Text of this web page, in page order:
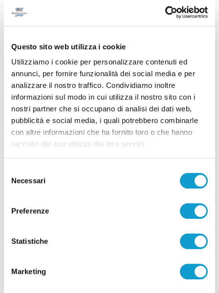
Questo sito web utilizza i cookie
Utilizziamo i cookie per personalizzare contenuti ed
annunci, per fornire funzionalità dei social media e per
analizzare il nostro traffico. Condividiamo inoltre
informazioni sul modo in cui utilizza il nostro sito con i
nostri partner che si occupano di analisi dei dati web,
pubblicità e social media, i quali potrebbero combinarle
con altre informazioni che ha fornito loro o che hanno
raccolto dal suo utilizzo dei loro servizi.
delNecessari
Preferenze
Statistiche
Marketing
Coppa Italia Serie C - Biglietti ancora bloccati
per il derby tra Pescara e Samb: decide il
Comitato sicurezza
di Pierluigi Dorotei